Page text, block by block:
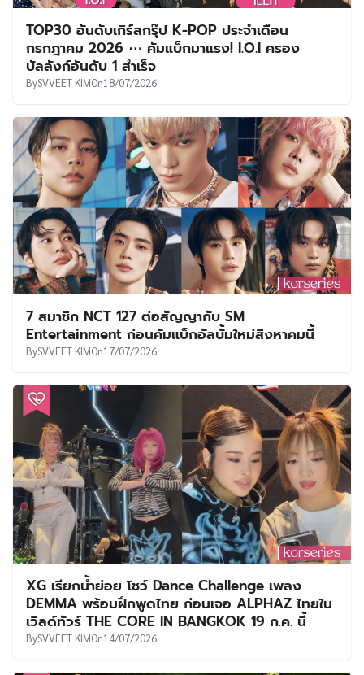
TOP30 อันดับเกิร์ลกรุ๊ป K-POP ประจำเดือน
กรกฎาคม 2026 ⋯ คัมแบ็กมาแรง! I.O.I ครอง
บัลลังก์อันดับ 1 สำเร็จ
BySVVEET KIMOn18/07/2026
7 สมาชิก NCT 127 ต่อสัญญากับ SM
Entertainment ก่อนคัมแบ็กอัลบั้มใหม่สิงหาคมนี้
BySVVEET KIMOn17/07/2026
XG เรียกน้ำย่อย โชว์ Dance Challenge เพลง
DEMMA พร้อมฝึกพูดไทย ก่อนเจอ ALPHAZ ไทยใน
เวิลด์ทัวร์ THE CORE IN BANGKOK 19 ก.ค. นี้
BySVVEET KIMOn14/07/2026